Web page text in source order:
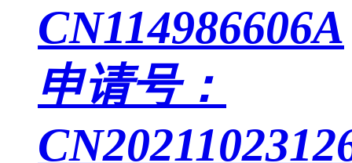
CN114986606A
申请号：